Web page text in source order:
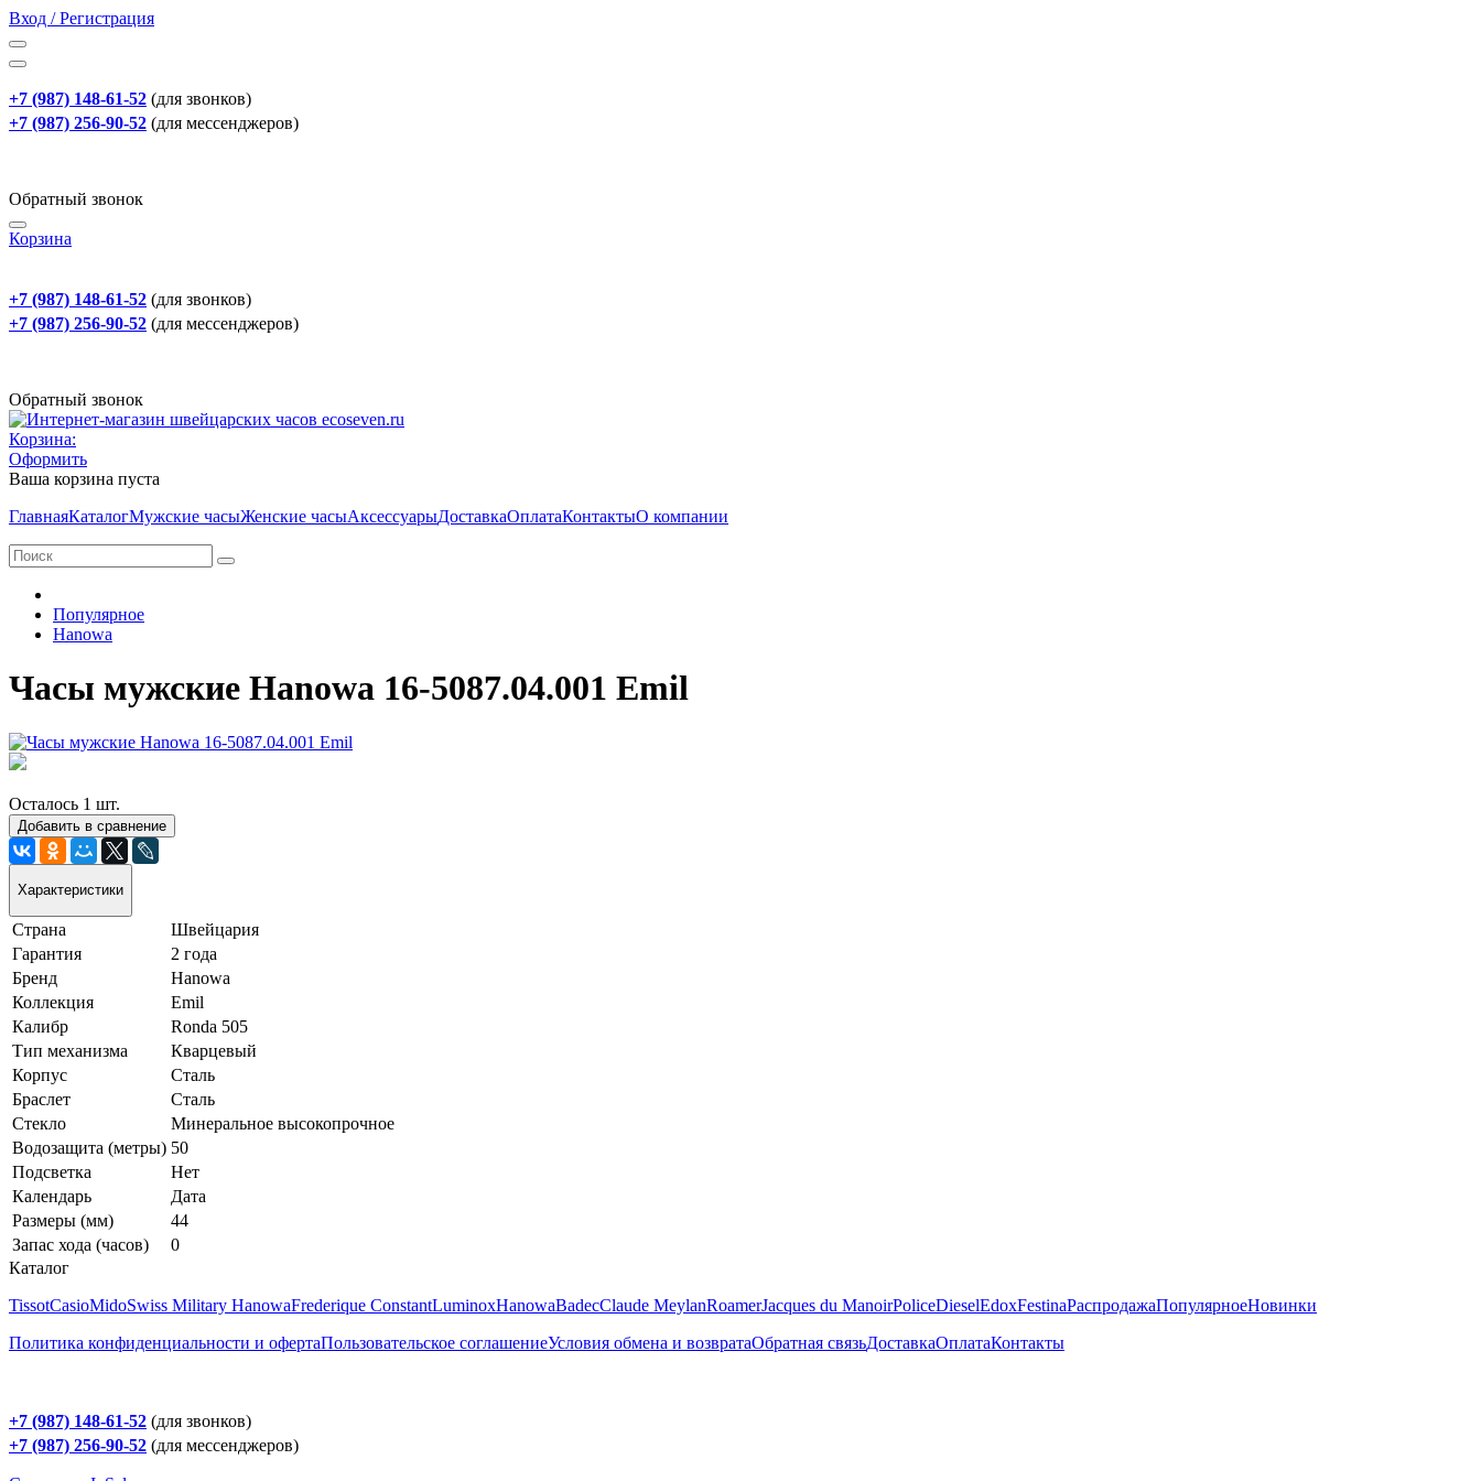
Вход / Регистрация
+7 (987) 148-61-52 (для звонков)
+7 (987) 256-90-52 (для мессенджеров)
Обратный звонок
Корзина
+7 (987) 148-61-52 (для звонков)
+7 (987) 256-90-52 (для мессенджеров)
Обратный звонок
Корзина:
Оформить
Ваша корзина пуста
ГлавнаяКаталогМужские часыЖенские часыАксессуарыДоставкаОплатаКонтактыО компании
Популярное
Hanowa
Часы мужские Hanowa 16-5087.04.001 Emil
Осталось 1 шт.
Добавить в сравнение
Характеристики
Страна
Швейцария
Гарантия
2 года
Бренд
Hanowa
Коллекция
Emil
Калибр
Ronda 505
Тип механизма
Кварцевый
Корпус
Сталь
Браслет
Сталь
Стекло
Минеральное высокопрочное
Водозащита (метры) 50
Подсветка
Нет
Календарь
Дата
Размеры (мм)
44
Запас хода (часов)
0
Каталог
TissotCasioMidoSwiss Military HanowaFrederique ConstantLuminoxHanowaBadecClaude MeylanRoamerJacques du ManoirPoliceDieselEdoxFestinaРаспродажаПопулярноеНовинки
Политика конфиденциальности и офертаПользовательское соглашениеУсловия обмена и возвратаОбратная связьДоставкаОплатаКонтакты
+7 (987) 148-61-52 (для звонков)
+7 (987) 256-90-52 (для мессенджеров)